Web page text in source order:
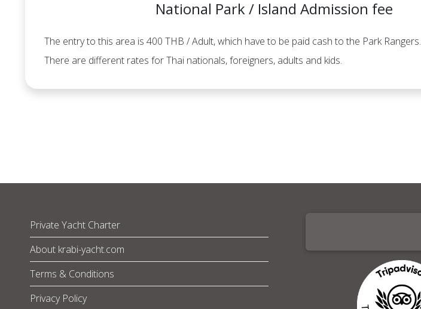
National Park / Island Admission fee
The entry to this area is 400 THB / Adult, which have to be paid cash to the Park Rangers.
There are different rates for Thai nationals, foreigners, adults and kids.
Private Yacht Charter
About krabi-yacht.com
Terms & Conditions
Privacy Policy